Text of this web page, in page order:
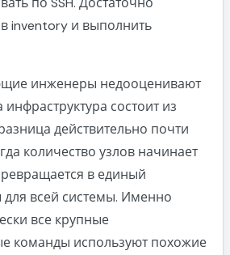
inventory и выполнить
инженеры недооценивают
инфраструктура состоит из
действительно почти
количество узлов начинает
в единый
для всей системы. Именно
все крупные
команды используют похожие